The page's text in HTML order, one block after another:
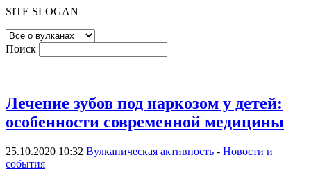
SITE SLOGAN
Поиск
Лечение зубов под наркозом у детей:
особенности современной медицины
25.10.2020 10:32 Вулканическая активность - Новости и
события